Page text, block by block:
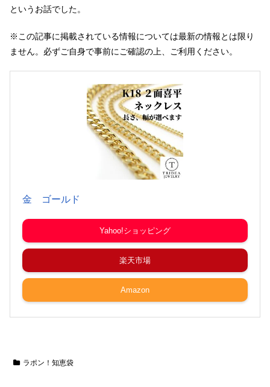
というお話でした。
※この記事に掲載されている情報については最新の情報とは限り
ません。必ずご自身で事前にご確認の上、ご利用ください。
金 ゴールド
Yahoo!ショッピング
楽天市場
Amazon
ラポン！知恵袋